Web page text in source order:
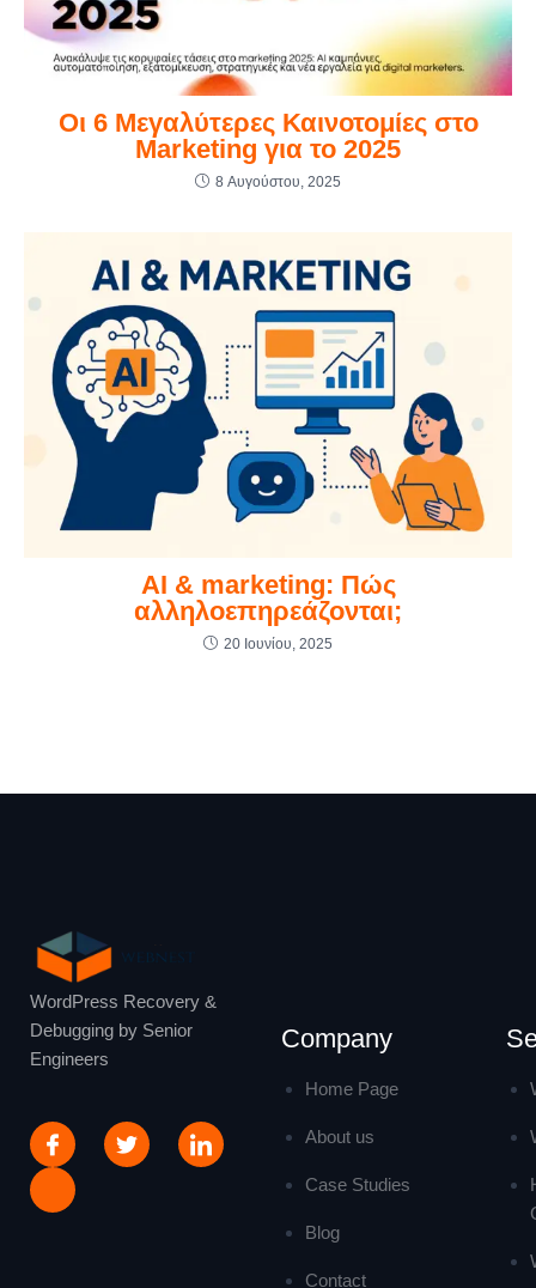
Οι 6 Μεγαλύτερες Καινοτομίες στο
Marketing για το 2025
8 Αυγούστου, 2025
AI & marketing: Πώς
αλληλοεπηρεάζονται;
20 Ιουνίου, 2025
WordPress Recovery &
Debugging by Senior
Engineers
Company
Home Page
About us
Case Studies
Blog
Contact